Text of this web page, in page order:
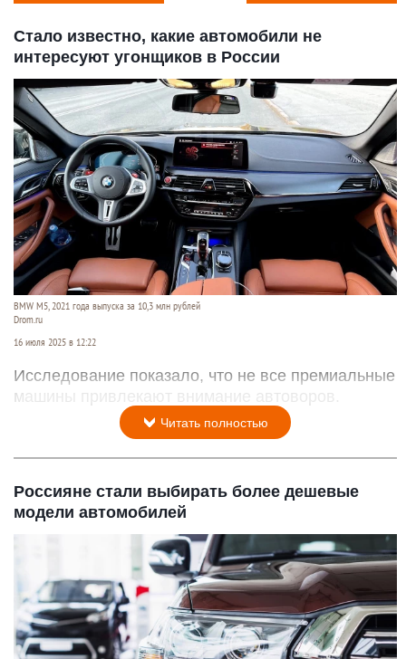
Стало известно, какие автомобили не
интересуют угонщиков в России
BMW M5, 2021 года выпуска за 10,3 млн рублей
Drom.ru
16 июля 2025 в 12:22
Исследование показало, что не все премиальные
машины привлекают внимание автоворов.
Читать полностью
Россияне стали выбирать более дешевые
модели автомобилей